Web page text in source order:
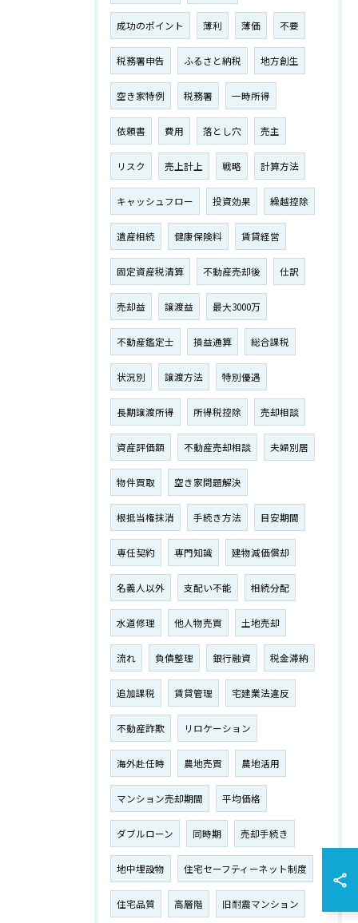
成功のポイント 薄利 薄価 不要
税務署申告 ふるさと納税 地方創生
空き家特例 税務署 一時所得
依頼書 費用 落とし穴 売主
リスク 売上計上 戦略 計算方法
キャッシュフロー 投資効果 繰越控除
遺産相続 健康保険料 賃貸経営
固定資産税清算 不動産売却後 仕訳
売却益 譲渡益 最大3000万
不動産鑑定士 損益通算 総合課税
状況別 譲渡方法 特別優遇
長期譲渡所得 所得税控除 売却相談
資産評価額 不動産売却相談 夫婦別居
物件買取 空き家問題解決
根抵当権抹消 手続き方法 目安期間
専任契約 専門知識 建物減価償却
名義人以外 支配い不能 相続分配
水道修理 他人物売買 土地売却
流れ 負債整理 銀行融資 税金滞納
追加課税 賃貸管理 宅建業法違反
不動産詐欺 リロケーション
海外赴任時 農地売買 農地活用
マンション売却期間 平均価格
ダブルローン 同時期 売却手続き
地中埋設物 住宅セーフティーネット制度
住宅品質 高層階 旧耐震マンション